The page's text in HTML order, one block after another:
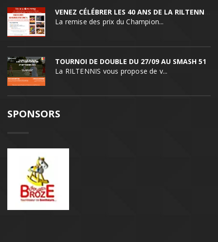
La remise des prix du Champion...
TOURNOI DE DOUBLE DU 27/09 AU SMASH 51
La RILTENNIS vous propose de v...
SPONSORS